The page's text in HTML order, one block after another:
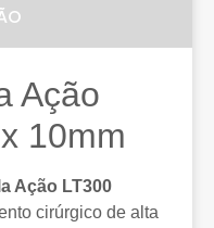
Ação
10mm
Ação LT300
cirúrgico de alta